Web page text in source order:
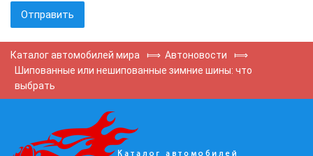
Каталог автомобилей мира ⟾ Автоновости
⟾
Шипованные или нешипованные зимние шины: что
выбрать